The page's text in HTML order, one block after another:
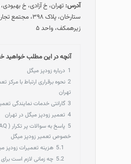
آدرس:تهران، خ آزادی، خ
ستارخان، پلاک ۳۹۸،
زیرهمکف، واحد ۵
آنچه در این مطلب خواهید
1 درباره زودپز میگل
2 نحوه برقراری ارتباط با مرکز
تهران
3 گارانتی خدمات نمایندگی
4 تعمیر زودپز میگل در تهران
5
خصوص تعمیر زودپز میگل
5.1 هزینه تعمیرات زودپز
5.2 چه زمانی لازم است